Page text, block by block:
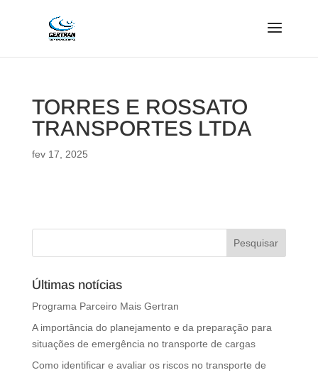
TORRES E ROSSATO
TRANSPORTES LTDA
fev 17, 2025
Últimas notícias
Programa Parceiro Mais Gertran
A importância do planejamento e da preparação para
situações de emergência no transporte de cargas
Como identificar e avaliar os riscos no transporte de